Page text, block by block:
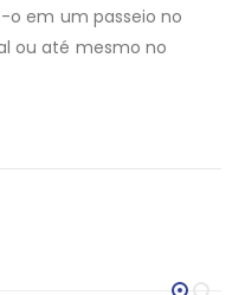
o em um passeio no
ou até mesmo no